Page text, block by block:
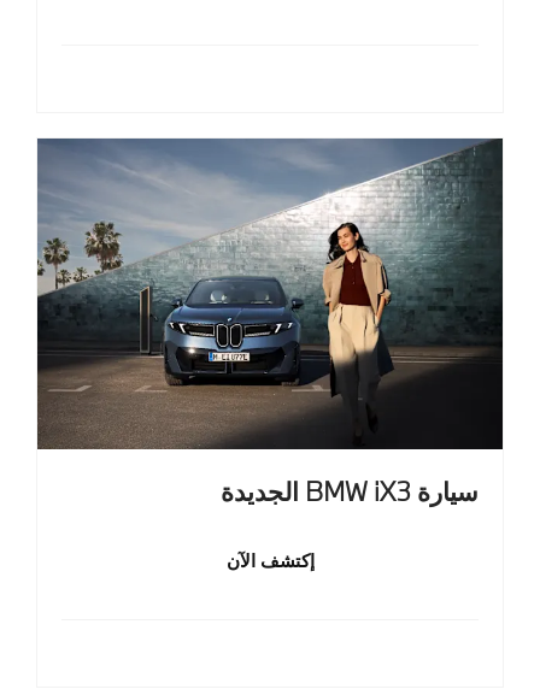
سيارة BMW iX3 الجديدة
إكتشف الآن